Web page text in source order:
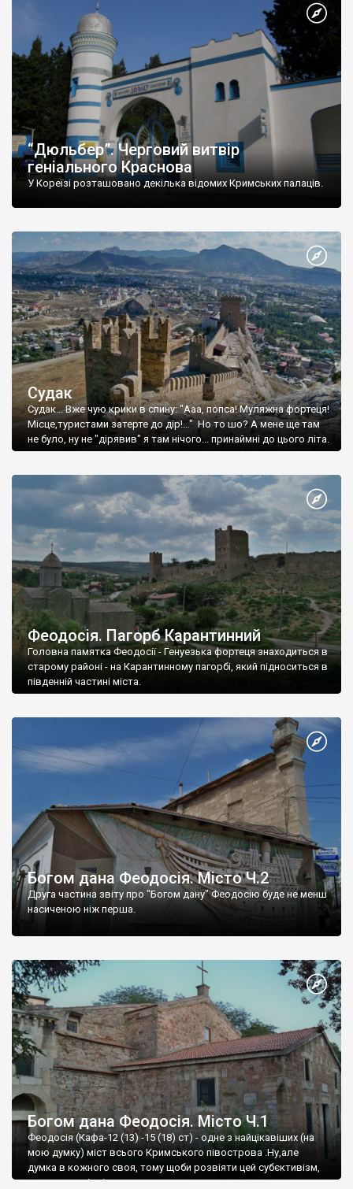
“Дюльбер”. Черговий витвір
геніального Краснова
У Кореїзі розташовано декілька відомих Кримських палаців.
Судак
Судак... Вже чую крики в спину: "Ааа, попса! Муляжна фортеця!
Місце,туристами затерте до дір!..." Но то шо? А мене ще там
не було, ну не "дірявив" я там нічого... принаймні до цього літа.
Феодосія. Пагорб Карантинний
Головна памятка Феодосії - Генуезька фортеця знаходиться в
старому районі - на Карантинному пагорбі, який підноситься в
південній частині міста.
Богом дана Феодосія. Місто Ч.2
Друга частина звіту про "Богом дану" Феодосію буде не менш
насиченою ніж перша.
Богом дана Феодосія. Місто Ч.1
Феодосія (Кафа-12 (13) -15 (18) ст) - одне з найцікавіших (на
мою думку) міст всього Кримського півострова .Ну,але
думка в кожного своя, тому щоби розвіяти цей субєктивізм,
запрошую відвідати це